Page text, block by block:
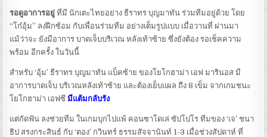
รอดูอาการอยู่ ที่มี นักเตะไทยอย่าง ธีราทร บุญมาทัน ร่วมทีมอยู่ด้วย โดย
“โก๋อุ้ม” ลงฝึกซ้อม กับเพื่อนร่วมทีม อย่างเต็มรูปแบบ เมื่อวานที่ ผ่านมา
แม้ว่าจะ ยังมีอาการ บาดเจ็บบริเวณ หลังเท้าซ้าย ซึ่งยังต้อง รอเช็คความ
พร้อม อีกครั้ง ในวันนี้
สำหรับ ‘อุ้ม’ ธีราทร บุญมาทัน แบ็คซ้าย ของโยโกฮาม่า เอฟ มารินอส มี
อาการบาดเจ็บ บริเวณหลังเท้าซ้าย และต้องเย็บแผล ถึง 8 เข็ม จากเกมชนะ
โยโกฮาม่า เอฟซีมีแต้มกลับรัง
แต่กัดฟัน ลงช่วยทีม ในเกมบุกไปแพ้ คอนซาโดเล่ ซัปโปโร ทีมของ ‘เจ’ ชนา
ธิป สรงกระสินธ์ กับ ‘ตอง’ กวินทร์ ธรรมสัจจานันท์ 1-3 เมื่อช่วงสัปดาห์ ที่